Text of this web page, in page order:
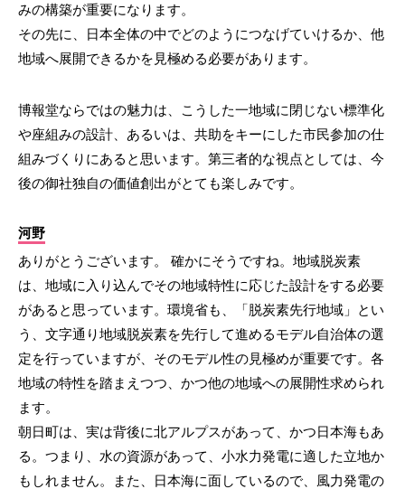
みの構築が重要になります。
その先に、日本全体の中でどのようにつなげていけるか、他
地域へ展開できるかを見極める必要があります。
博報堂ならではの魅力は、こうした一地域に閉じない標準化
や座組みの設計、あるいは、共助をキーにした市民参加の仕
組みづくりにあると思います。第三者的な視点としては、今
後の御社独自の価値創出がとても楽しみです。
河野
ありがとうございます。 確かにそうですね。地域脱炭素
は、地域に入り込んでその地域特性に応じた設計をする必要
があると思っています。環境省も、「脱炭素先行地域」とい
う、文字通り地域脱炭素を先行して進めるモデル自治体の選
定を行っていますが、そのモデル性の見極めが重要です。各
地域の特性を踏まえつつ、かつ他の地域への展開性求められ
ます。
朝日町は、実は背後に北アルプスがあって、かつ日本海もあ
る。つまり、水の資源があって、小水力発電に適した立地か
もしれません。また、日本海に面しているので、風力発電の